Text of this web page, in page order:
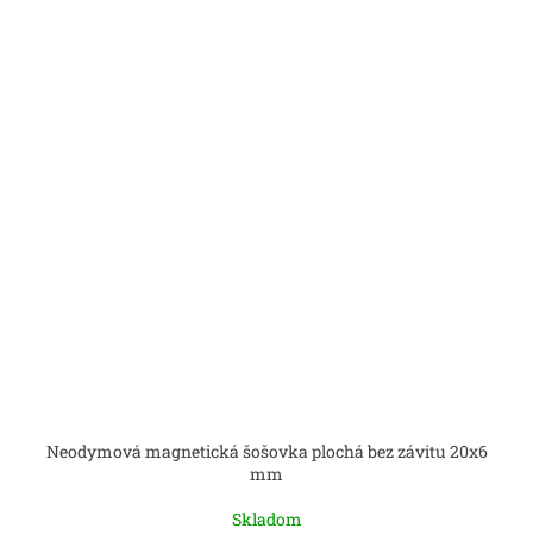
Neodymová magnetická šošovka plochá bez závitu 20x6
mm
Skladom